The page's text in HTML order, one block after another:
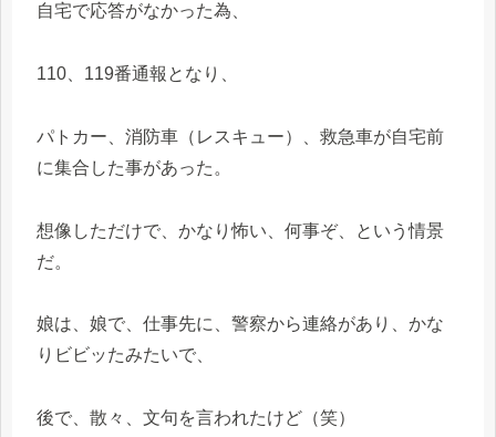
自宅で応答がなかった為、
110、119番通報となり、
パトカー、消防車（レスキュー）、救急車が自宅前
に集合した事があった。
想像しただけで、かなり怖い、何事ぞ、という情景
だ。
娘は、娘で、仕事先に、警察から連絡があり、かな
りビビッたみたいで、
後で、散々、文句を言われたけど（笑）